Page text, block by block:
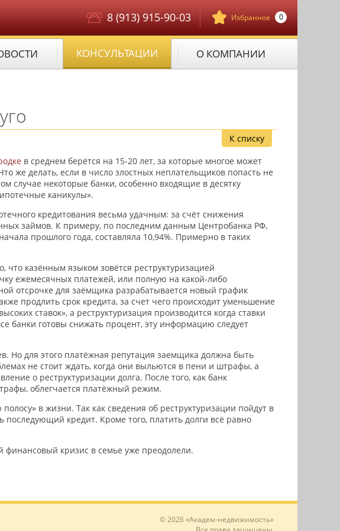
Избранное 0
8 (913) 915-90-03
КОНСУЛЬТАЦИИ О КОМПАНИИ
К списку
в среднем берётся на 15-20 лет, за которые многое может
же делать, если в число злостных неплательщиков попасть не
случае некоторые банки, особенно входящие в десятку
каникулы».
кредитования весьма удачным: за счёт снижения
займов. К примеру, по последним данным Центробанка РФ,
прошлого года, составляла 10,94%. Примерно в таких
казённым языком зовётся реструктуризацией
ежемесячных платежей, или полную на какой-либо
отсрочке для заёмщика разрабатывается новый график
продлить срок кредита, за счет чего происходит уменьшение
ставок», а реструктуризация производится когда ставки
банки готовы снижать процент, эту информацию следует
Но для этого платёжная репутация заемщика должна быть
не стоит ждать, когда они выльются в пени и штрафы, а
о реструктуризации долга. После того, как банк
облегчается платёжный режим.
в жизни. Так как сведения об реструктуризации пойдут в
кредит. Кроме того, платить долги всё равно
финансовый кризис в семье уже преодолели.
© 2026 «Академ-недвижимость»